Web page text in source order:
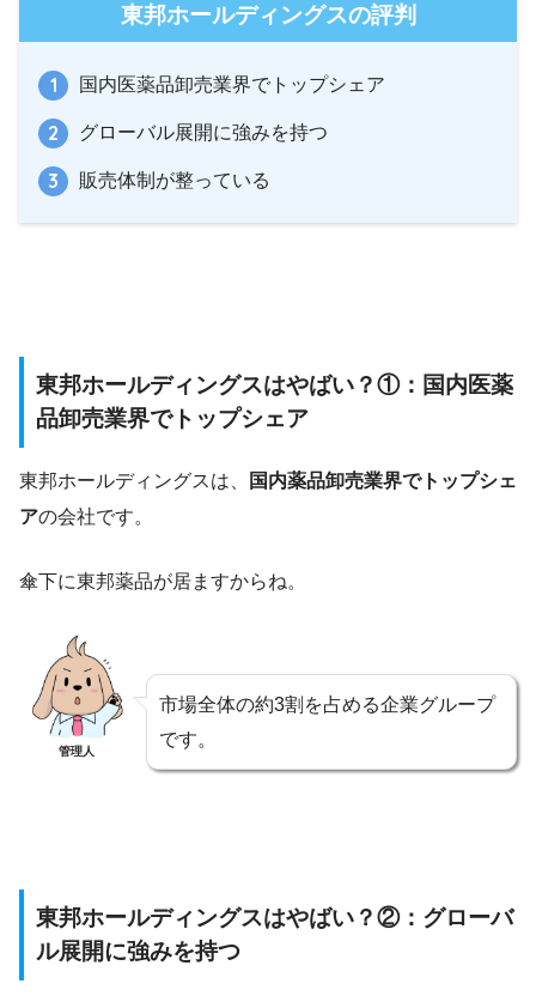
東邦ホールディングスの評判
国内医薬品卸売業界でトップシェア
グローバル展開に強みを持つ
販売体制が整っている
東邦ホールディングスはやばい？①：国内医薬
品卸売業界でトップシェア
東邦ホールディングスは、
国内薬品卸売業界でトップシェ
アの会社です。
傘下に東邦薬品が居ますからね。
管理人
市場全体の約3割を占める企業グループ
です。
東邦ホールディングスはやばい？②：グローバ
ル展開に強みを持つ